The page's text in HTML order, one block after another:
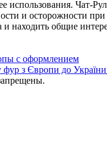
использования. Чат-
и осторожности
и находить общие
с оформлением
з Європи до